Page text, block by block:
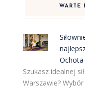
WARTE
Ochota
Szukasz idealnej
Warszawie?